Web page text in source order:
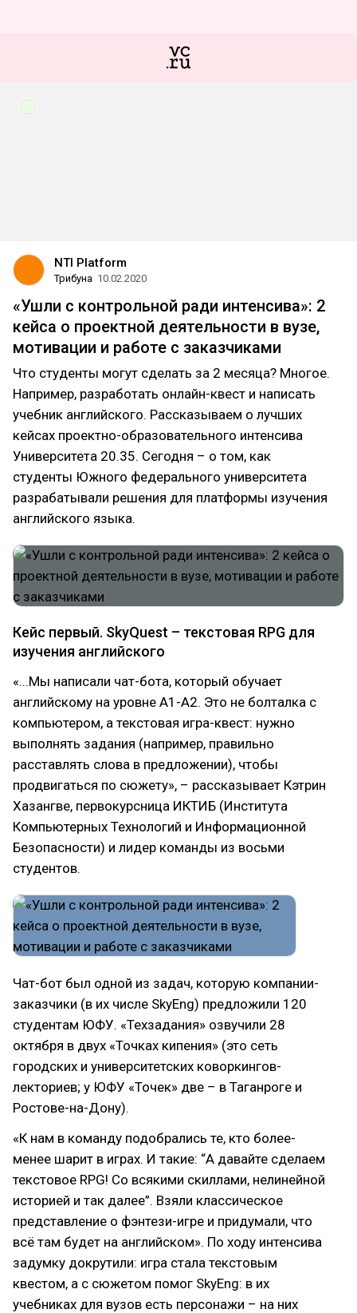
NTI Platform
Трибуна 10.02.2020
«Ушли с контрольной ради интенсива»: 2
кейса о проектной деятельности в вузе,
мотивации и работе с заказчиками
Что студенты могут сделать за 2 месяца? Многое.
Например, разработать онлайн-квест и написать
учебник английского. Рассказываем о лучших
кейсах проектно-образовательного интенсива
Университета 20.35. Сегодня – о том, как
студенты Южного федерального университета
разрабатывали решения для платформы изучения
английского языка.
Кейс первый. SkyQuest – текстовая RPG для
изучения английского
«...Мы написали чат-бота, который обучает
английскому на уровне A1-A2. Это не болталка с
компьютером, а текстовая игра-квест: нужно
выполнять задания (например, правильно
расставлять слова в предложении), чтобы
продвигаться по сюжету», – рассказывает Кэтрин
Хазангве, первокурсница ИКТИБ (Института
Компьютерных Технологий и Информационной
Безопасности) и лидер команды из восьми
студентов.
Чат-бот был одной из задач, которую компании-
заказчики (в их числе SkyEng) предложили 120
студентам ЮФУ. «Техзадания» озвучили 28
октября в двух «Точках кипения» (это сеть
городских и университетских коворкингов-
лекториев; у ЮФУ «Точек» две – в Таганроге и
Ростове-на-Дону).
«К нам в команду подобрались те, кто более-
менее шарит в играх. И такие: “А давайте сделаем
текстовое RPG! Со всякими скиллами, нелинейной
историей и так далее”. Взяли классическое
представление о фэнтези-игре и придумали, что
всё там будет на английском». По ходу интенсива
задумку докрутили: игра стала текстовым
квестом, а с сюжетом помог SkyEng: в их
учебниках для вузов есть персонажи – на них